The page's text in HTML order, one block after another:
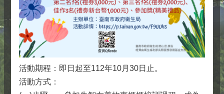
活動期程：即日起至112年10月30日止。
活動方式：